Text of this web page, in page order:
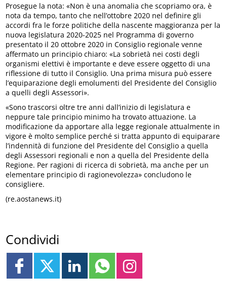
Prosegue la nota: «Non è una anomalia che scopriamo ora, è
nota da tempo, tanto che nell’ottobre 2020 nel definire gli
accordi fra le forze politiche della nascente maggioranza per la
nuova legislatura 2020-2025 nel Programma di governo
presentato il 20 ottobre 2020 in Consiglio regionale venne
affermato un principio chiaro: «La sobrietà nei costi degli
organismi elettivi è importante e deve essere oggetto di una
riflessione di tutto il Consiglio. Una prima misura può essere
l’equiparazione degli emolumenti del Presidente del Consiglio
a quelli degli Assessori».
«Sono trascorsi oltre tre anni dall’inizio di legislatura e
neppure tale principio minimo ha trovato attuazione. La
modificazione da apportare alla legge regionale attualmente in
vigore è molto semplice perché si tratta appunto di equiparare
l’indennità di funzione del Presidente del Consiglio a quella
degli Assessori regionali e non a quella del Presidente della
Regione. Per ragioni di ricerca di sobrietà, ma anche per un
elementare principio di ragionevolezza» concludono le
consigliere.
(re.aostanews.it)
Condividi